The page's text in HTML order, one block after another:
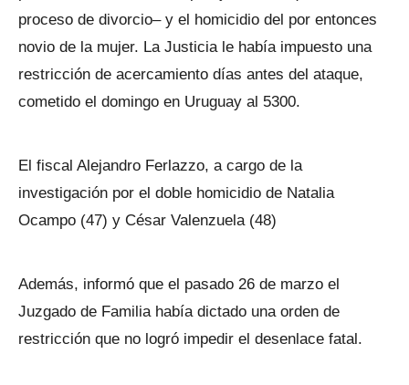
proceso de divorcio– y el homicidio del por entonces
novio de la mujer. La Justicia le había impuesto una
restricción de acercamiento días antes del ataque,
cometido el domingo en Uruguay al 5300.
El fiscal Alejandro Ferlazzo, a cargo de la
investigación por el doble homicidio de Natalia
Ocampo (47) y César Valenzuela (48)
Además, informó que el pasado 26 de marzo el
Juzgado de Familia había dictado una orden de
restricción que no logró impedir el desenlace fatal.